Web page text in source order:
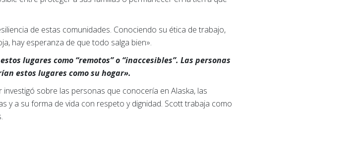
de estas comunidades. Conociendo su ética de trabajo,
hay esperanza de que todo salga bien».
lugares como “remotos” o “inaccesibles”. Las personas
estos lugares como su hogar».
sobre las personas que conocería en Alaska, las
y a su forma de vida con respeto y dignidad. Scott trabaja como